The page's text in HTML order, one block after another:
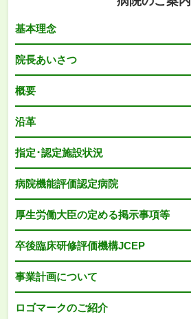
基本理念
院長あいさつ
概要
沿革
指定･認定施設状況
病院機能評価認定病院
厚生労働大臣の定める掲示事項等
卒後臨床研修評価機構JCEP
事業計画について
ロゴマークのご紹介